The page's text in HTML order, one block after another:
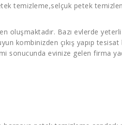
temizleme,selçuk petek
oluşmaktadır. Bazı evlerde
kombinizden çıkış yapıp
sonucunda evinize gelen firma